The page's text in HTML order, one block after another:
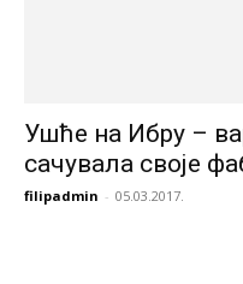
Ушће на Ибру –
сачувала своје
filipadmin - 05.03.2017.